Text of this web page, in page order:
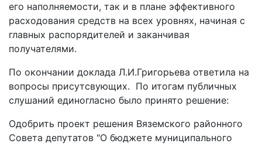
его наполняемости, так и в плане эффективного
расходования средств на всех уровнях, начиная с
главных распорядителей и заканчивая
получателями.
По окончании доклада Л.И.Григорьева ответила на
вопросы присутсвующих. По итогам публичных
слушаний единогласно было принято решение:
Одобрить проект решения Вяземского районного
Совета депутатов "О бюджете муниципального